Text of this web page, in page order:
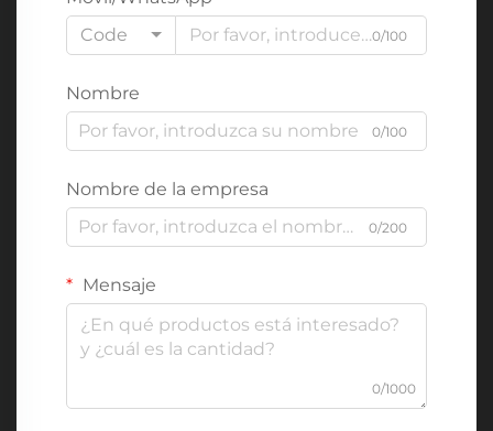
Code
0/100
Nombre
0/100
Nombre de la empresa
0/200
Mensaje
0/1000